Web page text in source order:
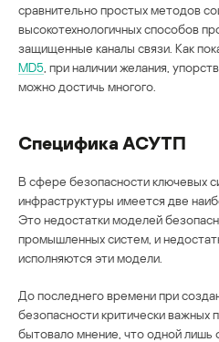
сравнительно простых методов
высокотехнологичных способов
защищенные каналы связи. Как
MD5 , при наличии желания,
можно достичь многого.
Специфика АСУТП
В сфере безопасности ключевых
инфраструктуры имеется две
Это недостатки моделей
промышленных систем, и
исполняются эти модели.
До последнего времени при
безопасности критически
бытовало мнение, что одной лишь